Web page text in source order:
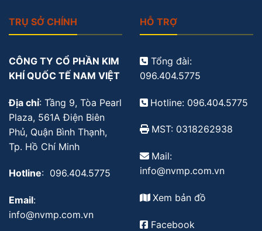
TRỤ SỞ CHÍNH
CÔNG TY CỔ PHẦN KIM
KHÍ QUỐC TẾ NAM VIỆT
Địa chỉ: Tầng 9, Tòa Pearl
Plaza, 561A Điện Biên
Phủ, Quận Bình Thạnh,
Tp. Hồ Chí Minh
Hotline: 096.404.5775
Email:
info@nvmp.com.vn
HỖ TRỢ
Tổng đài:
096.404.5775
Hotline: 096.404.5775
MST: 0318262938
Mail:
info@nvmp.com.vn
Xem bản đồ
Facebook